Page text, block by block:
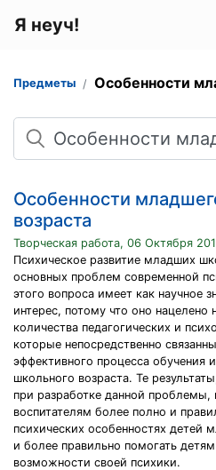
Я неуч!
Предметы Особенности
Поиск
Особенности
возраста
Творческая работа, 06 Октября
Психическое развитие младших
основных проблем современной
этого вопроса имеет как научное
интерес, потому что оно нацелено
количества педагогических и
которые непосредственно
эффективного процесса обучения
школьного возраста. Те
при разработке данной проблемы,
воспитателям более полно и
психических особенностях детей
и более правильно помогать
возможности своей психики.